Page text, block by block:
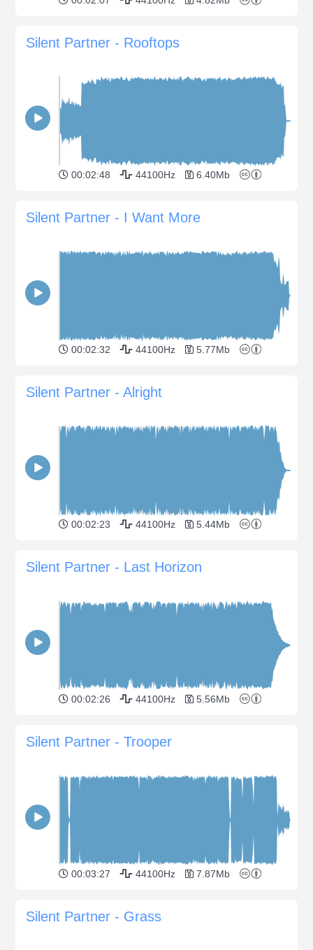
Silent Partner - Rooftops
00:02:48 44100Hz 6.40Mb
Silent Partner - I Want More
00:02:32 44100Hz 5.77Mb
Silent Partner - Alright
00:02:23 44100Hz 5.44Mb
Silent Partner - Last Horizon
00:02:26 44100Hz 5.56Mb
Silent Partner - Trooper
00:03:27 44100Hz 7.87Mb
Silent Partner - Grass